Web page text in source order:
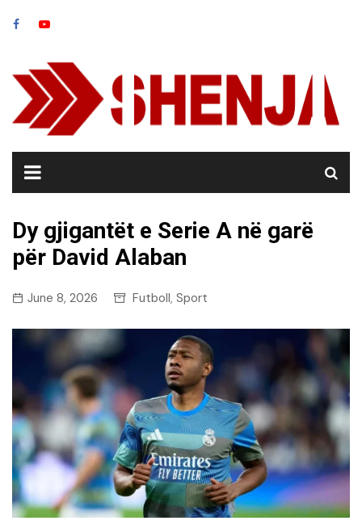
Dy gjigantët e Serie A në garë
për David Alaban
June 8, 2026 Futboll, Sport